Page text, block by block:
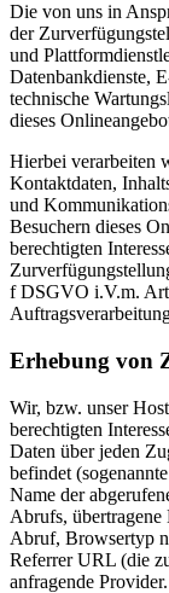
Die von uns in
der
und
Datenbankdienste,
technische
dieses
Hierbei verarbeiten
Kontaktdaten,
und
Besuchern dieses
berechtigten
f DSGVO i.V.m.
Erhebung von
Wir, bzw. unser
berechtigten
Daten über jeden
befindet
Name der
Abrufs,
Abruf, Browsertyp
Referrer URL (die
anfragende Provider.